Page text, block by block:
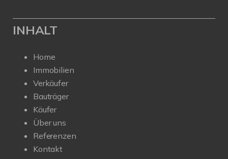
INHALT
Home
Immobilien
Verkäufer
Bauträger
Käufer
Über uns
Referenzen
Kontakt